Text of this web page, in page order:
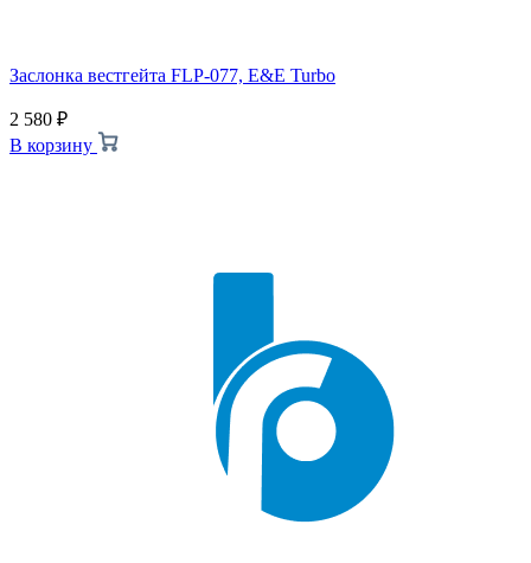
Заслонка вестгейта FLP-077, E&E Turbo
2 580 ₽
В корзину